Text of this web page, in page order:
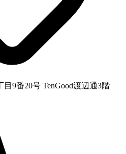
9番20号 TenGood渡辺通3階